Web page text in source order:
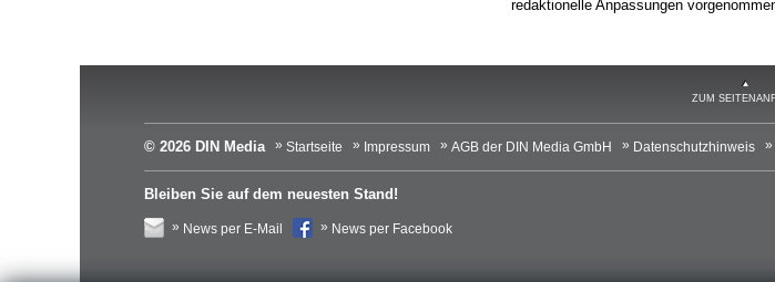
redaktionelle Anpassungen
ZUM
© 2026 DIN Media Startseite Impressum AGB der DIN Media GmbH Datenschutzhinweis
Bleiben Sie auf dem neuesten Stand!
News per E-Mail News per Facebook